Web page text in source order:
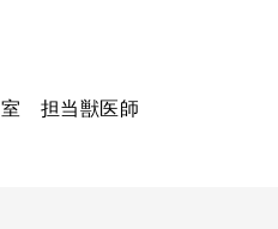
室 担当獣医師